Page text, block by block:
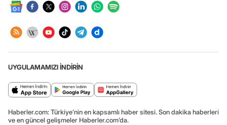
UYGULAMAMIZI İNDİRİN
Haberler.com: Türkiye’nin en kapsamlı haber sitesi. Son dakika haberleri
ve en güncel gelişmeler Haberler.com’da.